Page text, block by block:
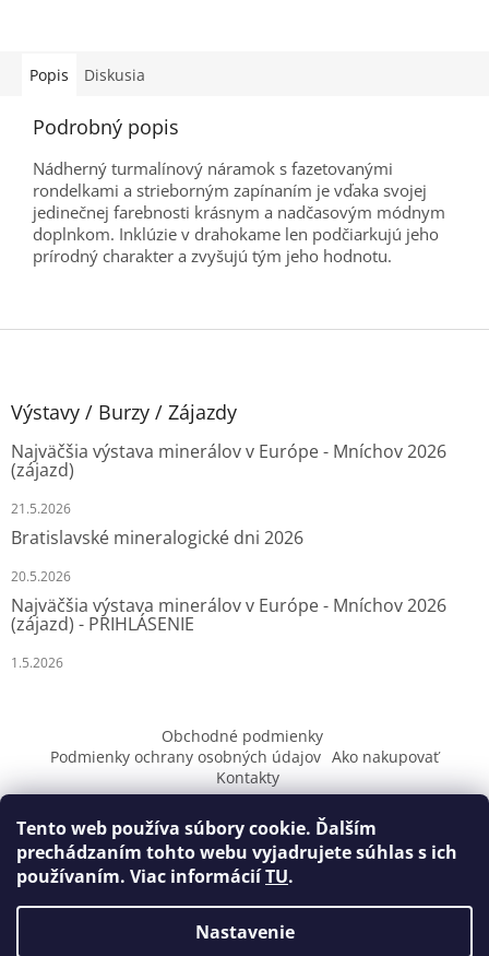
Tento web používa súbory cookie. Ďalším
prechádzaním tohto webu vyjadrujete súhlas s ich
používaním. Viac informáciíTU.
Nastavenie
rondelky...
Popis Diskusia
Podrobný popis
Nádherný turmalínový náramok s fazetovanými
rondelkami a strieborným zapínaním je vďaka svojej
jedinečnej farebnosti krásnym a nadčasovým módnym
doplnkom. Inklúzie v drahokame len podčiarkujú jeho
prírodný charakter a zvyšujú tým jeho hodnotu.
Z
Výstavy / Burzy / Zájazdy
Najväčšia výstava minerálov v Európe - Mníchov 2026
(zájazd)
21.5.2026
Bratislavské mineralogické dni 2026
20.5.2026
Najväčšia výstava minerálov v Európe - Mníchov 2026
(zájazd) - PRIHLÁSENIE
1.5.2026
Obchodné podmienky
Podmienky ochrany osobných údajov Ako nakupovať
Kontakty